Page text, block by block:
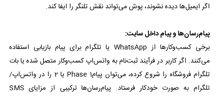
اگر ایمیل‌ها دیده نشوند، پوش می‌تواند نقش تلنگر را ایفا کند.
پیام‌رسان‌ها و پیام داخل سایت:
برخی کسب‌وکارها از WhatsApp یا تلگرام برای پیام بازیابی استفاده
می‌کنند. اگر کاربر در فرآیند ثبت‌نام به واتس‌اپ کسب‌وکار متصل شده یا بات
تلگرام فروشگاه را شروع کرده، می‌توان پیامPhase 1 یا 2 را در واتس‌اپ/
تلگرام به صورت خودکار فرستاد. پیام‌رسان‌ها ترکیبی از مزایای SMS